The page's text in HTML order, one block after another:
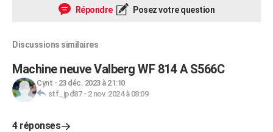
Répondre Posez votre question
Discussions similaires
Machine neuve Valberg WF 814 A S566C
Cynt - 23 déc. 2023 à 21:10
stf_jpd87- 2 nov. 2024 à 08:09
4 réponses